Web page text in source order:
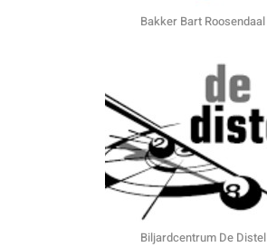
Bakker Bart Roosendaal
Biljardcentrum De Distel